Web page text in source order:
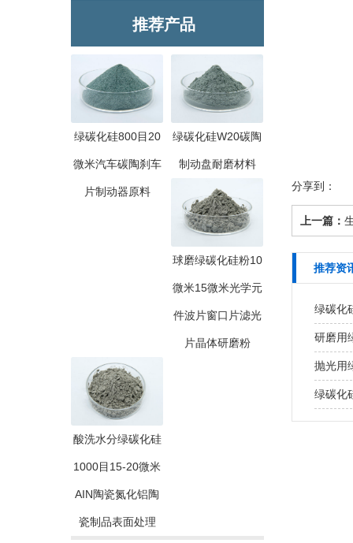
推荐产品
绿碳化硅800目20
微米汽车碳陶刹车
片制动器原料
绿碳化硅W20碳陶
制动盘耐磨材料
球磨绿碳化硅粉10
微米15微米光学元
件波片窗口片滤光
片晶体研磨粉
酸洗水分绿碳化硅
1000目15-20微米
AIN陶瓷氮化铝陶
瓷制品表面处理
分享到：
上一篇：
推荐资
绿碳化
研磨用
抛光用
绿碳化